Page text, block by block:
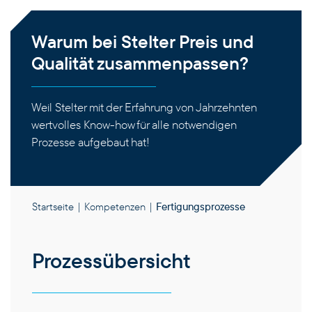
Warum bei Stelter Preis und
Qualität zusammenpassen?
Weil Stelter mit der Erfahrung von Jahrzehnten
wertvolles Know-how für alle notwendigen
Prozesse aufgebaut hat!
Startseite | Kompetenzen | Fertigungsprozesse
Prozess­übersicht